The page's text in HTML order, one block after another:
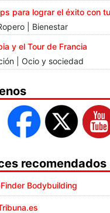
para lograr el éxito con
| Bienestar
y el Tour de Francia
| Ocio y sociedad
recomendados
Bodybuilding